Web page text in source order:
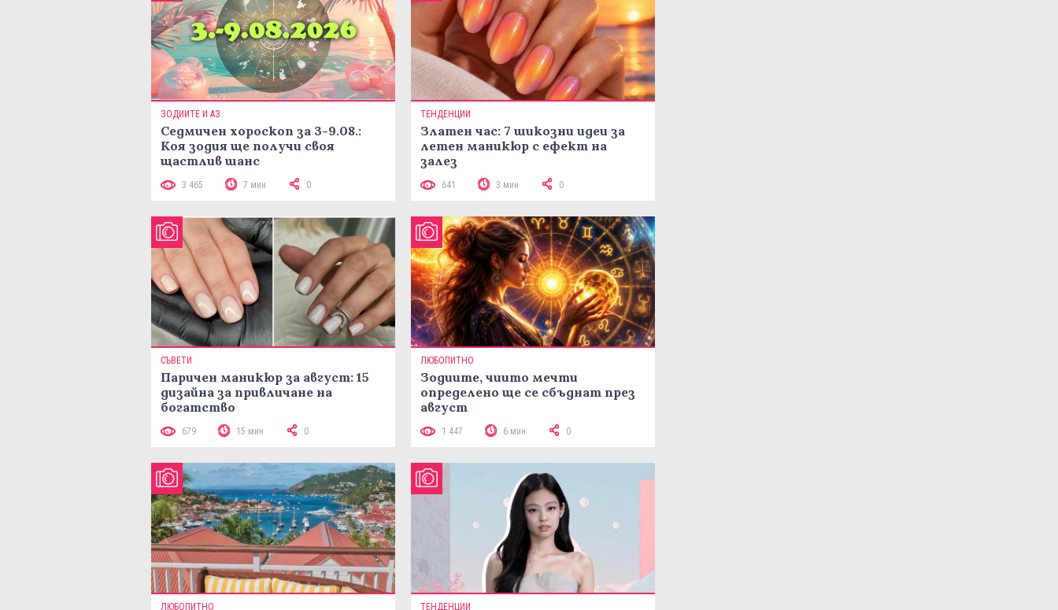
ЗОДИИТЕ И АЗ
Седмичен хороскоп за 3-9.08.:
Коя зодия ще получи своя
щастлив шанс
3 465 7 мин 0
ТЕНДЕНЦИИ
Златен час: 7 шикозни идеи за
летен маникюр с ефект на
залез
641 3 мин 0
СЪВЕТИ
Паричен маникюр за август: 15
дизайна за привличане на
богатство
679 15 мин 0
ЛЮБОПИТНО
Зодиите, чиито мечти
определено ще се сбъднат през
август
1 447 6 мин 0
ЛЮБОПИТНО ТЕНДЕНЦИИ